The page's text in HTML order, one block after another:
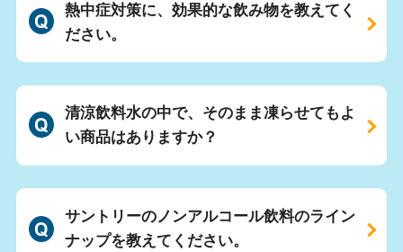
熱中症対策に、効果的な飲み物を教えてく
ださい。
清涼飲料水の中で、そのまま凍らせてもよ
い商品はありますか？
サントリーのノンアルコール飲料のライン
ナップを教えてください。